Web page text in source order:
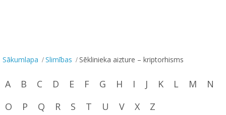
Sākumlapa Slimības Sēklinieka aizture – kriptorhisms
A B C D E F G H I J K L M
N
O
P Q R S T U V X Z